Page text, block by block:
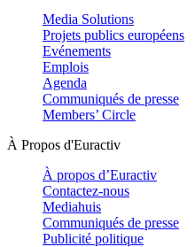
Media Solutions
Projets publics européens
Evénements
Emplois
Agenda
Communiqués de presse
Members’ Circle
À Propos d'Euractiv
À propos d’Euractiv
Contactez-nous
Mediahuis
Communiqués de presse
Publicité politique